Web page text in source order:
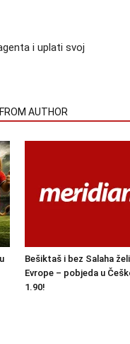
i uplati svoj
AUTHOR
Bešiktaš i bez Salaha
Evrope – pobjeda u
1.90!